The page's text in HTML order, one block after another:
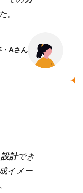
。
・Aさん
計でき
イメー